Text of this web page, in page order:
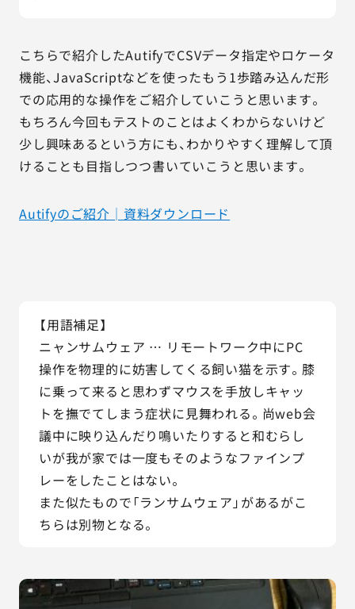
こちらで紹介したAutifyでCSVデータ指定やロケータ
機能、JavaScriptなどを使ったもう1歩踏み込んだ形
での応用的な操作をご紹介していこうと思います。
もちろん今回もテストのことはよくわからないけど
少し興味あるという方にも、わかりやすく理解して頂
けることも目指しつつ書いていこうと思います。
Autifyのご紹介│資料ダウンロード
【用語補足】
ニャンサムウェア … リモートワーク中にPC
操作を物理的に妨害してくる飼い猫を示す。膝
に乗って来ると思わずマウスを手放しキャッ
トを撫でてしまう症状に見舞われる。尚web会
議中に映り込んだり鳴いたりすると和むらし
いが我が家では一度もそのようなファインプ
レーをしたことはない。
また似たもので「ランサムウェア」があるがこ
ちらは別物となる。